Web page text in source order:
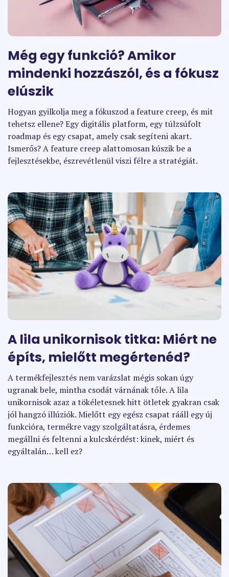
Még egy funkció? Amikor
mindenki hozzászól, és a fókusz
elúszik
Hogyan gyilkolja meg a fókuszod a feature creep, és mit
tehetsz ellene? Egy digitális platform, egy túlzsúfolt
roadmap és egy csapat, amely csak segíteni akart.
Ismerős? A feature creep alattomosan kúszik be a
fejlesztésekbe, észrevétlenül viszi félre a stratégiát.
A lila unikornisok titka: Miért ne
építs, mielőtt megértenéd?
A termékfejlesztés nem varázslat mégis sokan úgy
ugranak bele, mintha csodát várnának tőle. A lila
unikornisok azaz a tökéletesnek hitt ötletek gyakran csak
jól hangzó illúziók. Mielőtt egy egész csapat rááll egy új
funkcióra, termékre vagy szolgáltatásra, érdemes
megállni és feltenni a kulcskérdést: kinek, miért és
egyáltalán… kell ez?